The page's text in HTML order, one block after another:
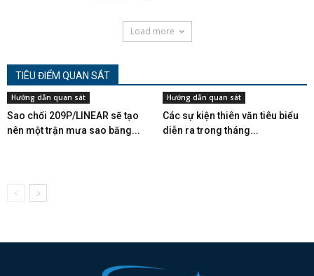
Load more
TIÊU ĐIỂM QUAN SÁT
Hướng dẫn quan sát
Sao chổi 209P/LINEAR sẽ tạo
nên một trận mưa sao băng...
Hướng dẫn quan sát
Các sự kiện thiên văn tiêu biểu
diễn ra trong tháng...